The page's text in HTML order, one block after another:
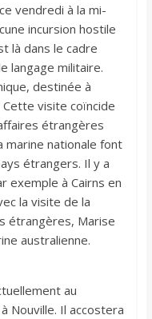
vendredi à la mi-
incursion hostile
là dans le cadre
langage militaire.
destinée à
visite coïncide
étrangères
marine nationale font
étrangers. Il y a
exemple à Cairns en
la visite de la
étrangères, Marise
australienne.
au
Nouville. Il accostera